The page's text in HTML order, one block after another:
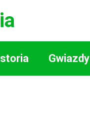
Gwiazdy